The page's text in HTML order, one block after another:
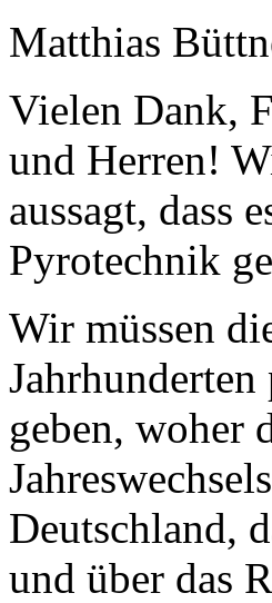
Matthias
Vielen Dank,
und Herren!
aussagt, dass
Pyrotechnik
Wir müssen
geben, woher
Deutschland,
und über das